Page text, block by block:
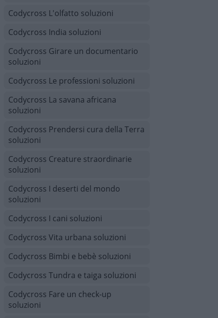
Codycross L'olfatto soluzioni
Codycross India soluzioni
Codycross Girare un documentario
soluzioni
Codycross Le professioni soluzioni
Codycross La savana africana
soluzioni
Codycross Prendersi cura della Terra
soluzioni
Codycross Creature straordinarie
soluzioni
Codycross I deserti del mondo
soluzioni
Codycross I cani soluzioni
Codycross Vita urbana soluzioni
Codycross Bimbi e bebè soluzioni
Codycross Tundra e taiga soluzioni
Codycross Fare un check-up
soluzioni